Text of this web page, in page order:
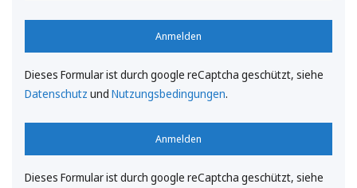
Anmelden
Dieses Formular ist durch google reCaptcha geschützt, siehe
Datenschutz und Nutzungsbedingungen.
Anmelden
Dieses Formular ist durch google reCaptcha geschützt, siehe